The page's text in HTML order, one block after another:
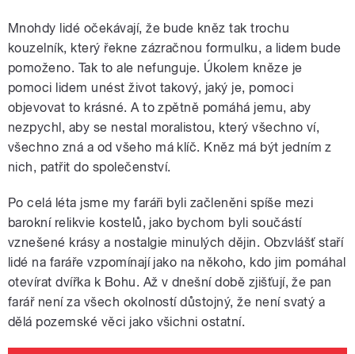
Mnohdy lidé očekávají, že bude kněz tak trochu
kouzelník, který řekne zázračnou formulku, a lidem bude
pomoženo. Tak to ale nefunguje. Úkolem kněze je
pomoci lidem unést život takový, jaký je, pomoci
objevovat to krásné. A to zpětně pomáhá jemu, aby
nezpychl, aby se nestal moralistou, který všechno ví,
všechno zná a od všeho má klíč. Kněz má být jedním z
nich, patřit do společenství.
Po celá léta jsme my faráři byli začleněni spíše mezi
barokní relikvie kostelů, jako bychom byli součástí
vznešené krásy a nostalgie minulých dějin. Obzvlášť staří
lidé na faráře vzpomínají jako na někoho, kdo jim pomáhal
otevírat dvířka k Bohu. Až v dnešní době zjišťují, že pan
farář není za všech okolností důstojný, že není svatý a
dělá pozemské věci jako všichni ostatní.